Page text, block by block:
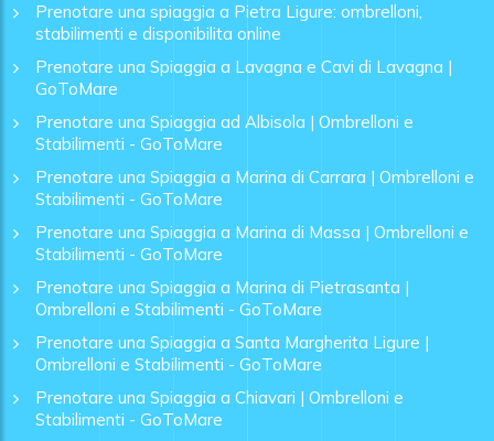
Prenotare una spiaggia a Pietra Ligure: ombrelloni,
stabilimenti e disponibilita online
Prenotare una Spiaggia a Lavagna e Cavi di Lavagna |
GoToMare
Prenotare una Spiaggia ad Albisola | Ombrelloni e
Stabilimenti - GoToMare
Prenotare una Spiaggia a Marina di Carrara | Ombrelloni e
Stabilimenti - GoToMare
Prenotare una Spiaggia a Marina di Massa | Ombrelloni e
Stabilimenti - GoToMare
Prenotare una Spiaggia a Marina di Pietrasanta |
Ombrelloni e Stabilimenti - GoToMare
Prenotare una Spiaggia a Santa Margherita Ligure |
Ombrelloni e Stabilimenti - GoToMare
Prenotare una Spiaggia a Chiavari | Ombrelloni e
Stabilimenti - GoToMare